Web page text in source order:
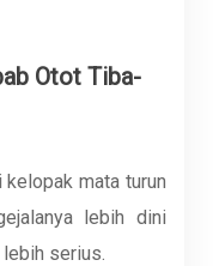
Otot Tiba-
mata turun
lebih dini
serius.